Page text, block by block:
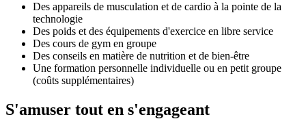
Des appareils de musculation et de cardio à la pointe de la
technologie
Des poids et des équipements d'exercice en libre service
Des cours de gym en groupe
Des conseils en matière de nutrition et de bien-être
Une formation personnelle individuelle ou en petit groupe
(coûts supplémentaires)
S'amuser tout en s'engageant